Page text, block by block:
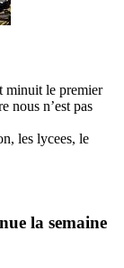
minuit le premier
nous n’est pas
les lycees, le
la semaine